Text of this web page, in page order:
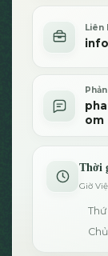
Liên
om
Thời
Giờ
Thứ